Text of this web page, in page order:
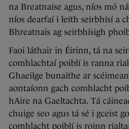
na Breatnaise agus, níos mó
níos dearfaí i leith seirbhísí a
Bhreatnais ag seirbhísigh
Faoi láthair in Éirinn, tá na
comhlachtaí poiblí is ranna
Ghaeilge bunaithe ar
aontaíonn gach comhlacht
hAire na Gaeltachta. Tá
chuige seo agus tá sé i gceist
comhlacht poiblí is roinn